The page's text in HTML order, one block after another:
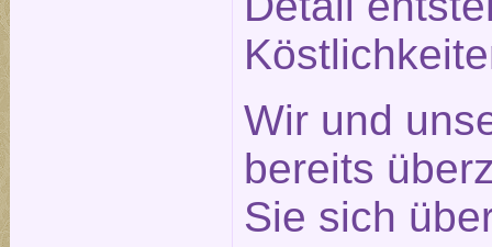
Wir und
bereits
Sie sich